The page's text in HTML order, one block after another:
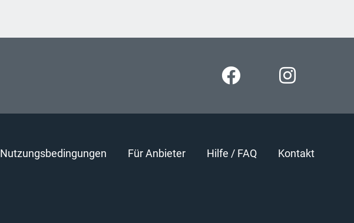
Nutzungsbedingungen Für Anbieter Hilfe / FAQ Kontakt